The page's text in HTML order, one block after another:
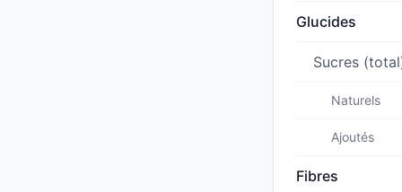
Glucides
Sucres
Naturels
Ajoutés
Fibres